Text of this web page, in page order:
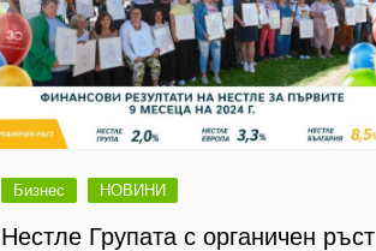
Бизнес НОВИНИ
Нестле Групата с органичен ръст